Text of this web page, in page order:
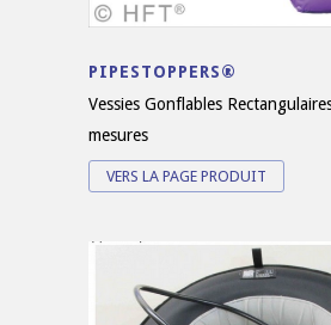
PIPESTOPPERS®
Vessies Gonflables
mesures
VERS LA PAGE PRODUIT